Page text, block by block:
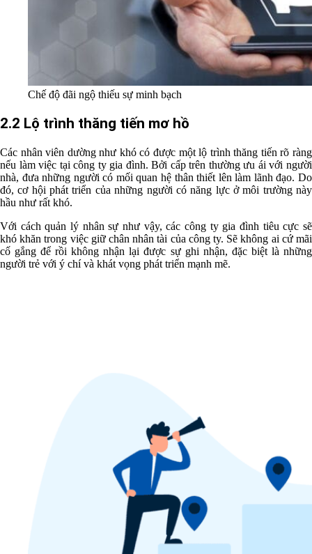
Chế độ đãi ngộ thiếu sự minh bạch
2.2 Lộ trình thăng tiến mơ hồ
Các nhân viên dường như khó có được một lộ trình thăng tiến rõ ràng
nếu làm việc tại công ty gia đình. Bởi cấp trên thường ưu ái với người
nhà, đưa những người có mối quan hệ thân thiết lên làm lãnh đạo. Do
đó, cơ hội phát triển của những người có năng lực ở môi trường này
hầu như rất khó.
Với cách quản lý nhân sự như vậy, các công ty gia đình tiêu cực sẽ
khó khăn trong việc giữ chân nhân tài của công ty. Sẽ không ai cứ mãi
cố gắng để rồi không nhận lại được sự ghi nhận, đặc biệt là những
người trẻ với ý chí và khát vọng phát triển mạnh mẽ.